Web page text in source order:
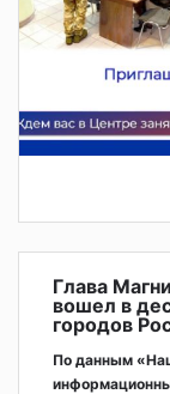
Глава
вошел в
городов
По данным